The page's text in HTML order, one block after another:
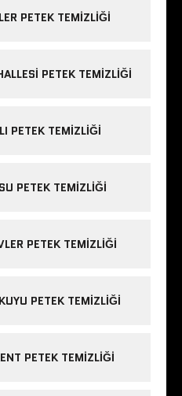
PETEK TEMIZLIĞI
PETEK TEMIZLIĞI
PETEK TEMIZLIĞI
PETEK TEMIZLIĞI
PETEK TEMIZLIĞI
PETEK TEMIZLIĞI
PETEK TEMIZLIĞI